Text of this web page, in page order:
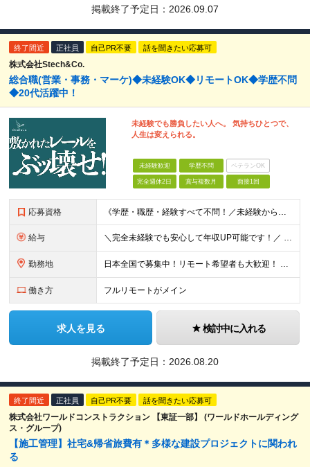
掲載終了予定日： 2026.09.07
終了間近 正社員 自己PR不要 話を聞きたい応募可
株式会社Stech&Co.
総合職(営業・事務・マーケ)◆未経験OK◆リモートOK◆学歴不問
◆20代活躍中！
未経験でも勝負したい人へ。 気持ちひとつで、
人生は変えられる。
未経験歓迎 学歴不問 ベテランOK
完全週休2日 賞与複数月 面接1回
応募資格 《学歴・職歴・経験すべて不問！／未経験からのチャレンジ大歓迎◎》 ▼こんな気持ち、ひとつでも当てはまる方はぜひ！ □ なにか、人生を変えるきっかけがほしい □ 立ち仕事に疲れて、そろそろ座り仕事がい
給与 ＼完全未経験でも安心して年収UP可能です！／ -------------- 【1】営業 月給25万円～80万円＋賞与 【2】事務 月給21万円～50万円＋賞与 【3】マーケ 月給25万円～80万円
勤務地 日本全国で募集中！リモート希望者も大歓迎！ ※クライアントオフィスへの出勤が必要な場合は、 「東京オフィス」または「首都圏・関西圏」になります ※勤務地の選択はご希望を考慮し、転居を伴う転勤はありま
働き方 フルリモートがメイン
求人を見る 検討中に入れる
掲載終了予定日： 2026.08.20
終了間近 正社員 自己PR不要 話を聞きたい応募可
株式会社ワールドコンストラクション 【東証一部】 (ワールドホールディング
ス・グループ)
【施工管理】社宅&帰省旅費有＊多様な建設プロジェクトに関われ
る